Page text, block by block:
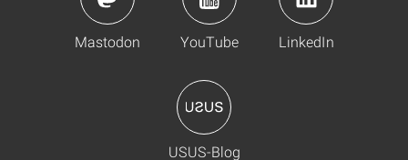
Mastodon YouTube LinkedIn
USUS-Blog